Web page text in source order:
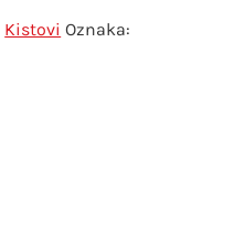
Kistovi Oznaka: